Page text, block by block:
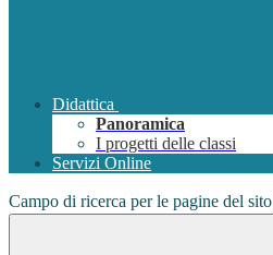
Didattica
Panoramica
I progetti delle classi
Servizi Online
Campo di ricerca per le pagine del sito